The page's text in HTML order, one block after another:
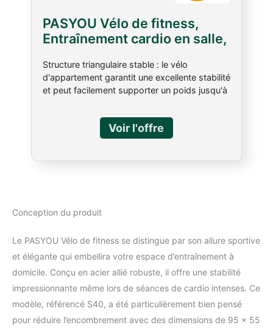
PASYOU Vélo de fitness,
Entraînement cardio en salle,
moniteur, support de
tablette, avec résistance
magnétique, vélos
stationnaires à la maison S40
Structure triangulaire stable : le vélo
d'appartement garantit une excellente stabilité
et peut facilement supporter un poids jusqu'à
un entraînement intensif, vous aurez un terrain
solide sous vos pieds. Volant silencieux et
courroie : le volant silencieux et la courroie de
Manubrio et selle réglables : avec la cyclette
cm, cette bicyclette s’adapte facilement à
n’importe quel espace. Selle réglable en 4
positions, guidon réglable en 2 positions,
convient aux personnes d’une hauteur de 150
100 cm. Grâce aux roues intégrées, vous
pouvez le déplacer facilement. Écran LCD et
Conception du produit
Le PASYOU Vélo de fitness se distingue par son allure sportive
et élégante qui embellira votre espace d’entraînement à
domicile. Conçu en acier allié robuste, il offre une stabilité
impressionnante même lors de séances de cardio intenses. Ce
modèle, référencé S40, a été particulièrement bien pensé
pour réduire l’encombrement avec des dimensions de 95 x 55